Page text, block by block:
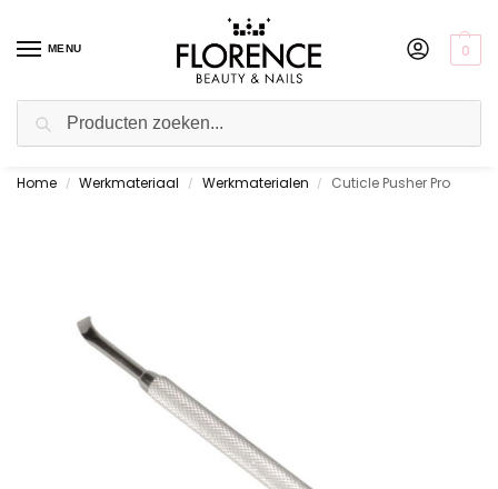
MENU 0
Gratis ophalen in de showroom
Home / Werkmateriaal / Werkmaterialen / Cuticle Pusher Pro